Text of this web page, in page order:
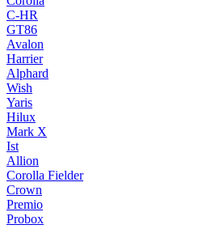
C-HR
GT86
Avalon
Harrier
Alphard
Wish
Yaris
Hilux
Mark X
Ist
Allion
Corolla Fielder
Crown
Premio
Probox